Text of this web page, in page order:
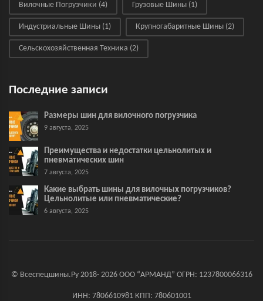
Вилочные Погрузчики (4) Грузовые Шины (1)
Индустриальные Шины (1) Крупногабаритные Шины (2)
Сельскохозяйственная Техника (2)
Последние записи
Размеры шин для вилочного погрузчика
9 августа, 2025
Преимущества и недостатки цельнолитых и
пневматических шин
7 августа, 2025
Какие выбрать шины для вилочных погрузчиков?
Цельнолитые или пневматические?
6 августа, 2025
© Всеспецшины.Ру 2018- 2026 ООО “АРМАНД” ОГРН: 1237800066316
ИНН: 7806610981 КПП: 780601001